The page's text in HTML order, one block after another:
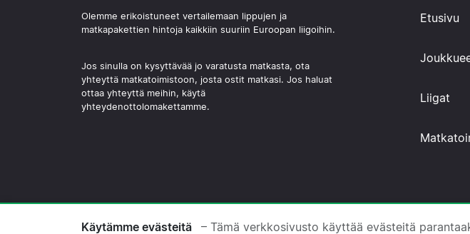
Olemme erikoistuneet vertailemaan lippujen ja
matkapakettien hintoja kaikkiin suuriin Euroopan liigoihin.
Jos sinulla on kysyttävää jo varatusta matkasta, ota
yhteyttä matkatoimistoon, josta ostit matkasi. Jos haluat
ottaa yhteyttä meihin, käytä
yhteydenottolomakettamme.
Etusivu
Liigat
© 2026 Copyright Jalkapallomatkat.com ·Tietoa Meistä·Ota
Käytämme evästeitä – Tämä verkkosivusto käyttää evästeitä